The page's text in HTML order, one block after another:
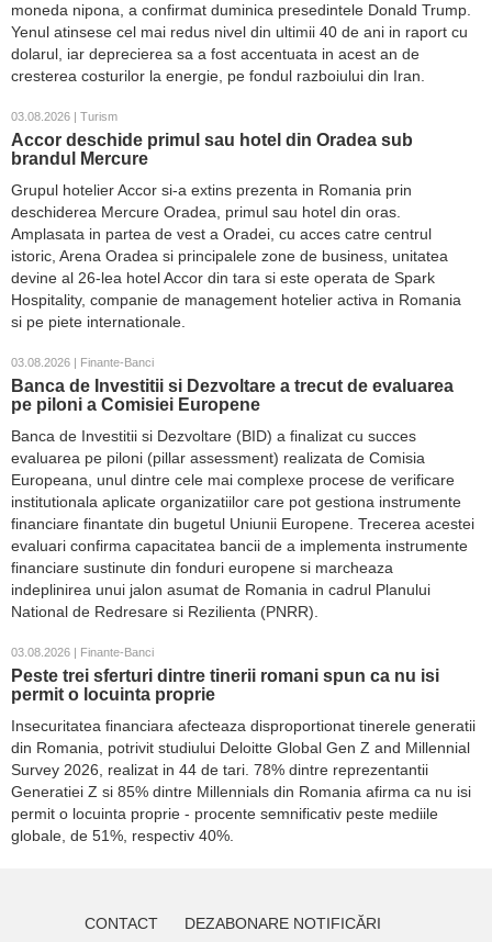
moneda nipona, a confirmat duminica presedintele Donald Trump.
Yenul atinsese cel mai redus nivel din ultimii 40 de ani in raport cu
dolarul, iar deprecierea sa a fost accentuata in acest an de
cresterea costurilor la energie, pe fondul razboiului din Iran.
03.08.2026 | Turism
Accor deschide primul sau hotel din Oradea sub
brandul Mercure
Grupul hotelier Accor si-a extins prezenta in Romania prin
deschiderea Mercure Oradea, primul sau hotel din oras.
Amplasata in partea de vest a Oradei, cu acces catre centrul
istoric, Arena Oradea si principalele zone de business, unitatea
devine al 26-lea hotel Accor din tara si este operata de Spark
Hospitality, companie de management hotelier activa in Romania
si pe piete internationale.
03.08.2026 | Finante-Banci
Banca de Investitii si Dezvoltare a trecut de evaluarea
pe piloni a Comisiei Europene
Banca de Investitii si Dezvoltare (BID) a finalizat cu succes
evaluarea pe piloni (pillar assessment) realizata de Comisia
Europeana, unul dintre cele mai complexe procese de verificare
institutionala aplicate organizatiilor care pot gestiona instrumente
financiare finantate din bugetul Uniunii Europene. Trecerea acestei
evaluari confirma capacitatea bancii de a implementa instrumente
financiare sustinute din fonduri europene si marcheaza
indeplinirea unui jalon asumat de Romania in cadrul Planului
National de Redresare si Rezilienta (PNRR).
03.08.2026 | Finante-Banci
Peste trei sferturi dintre tinerii romani spun ca nu isi
permit o locuinta proprie
Insecuritatea financiara afecteaza disproportionat tinerele generatii
din Romania, potrivit studiului Deloitte Global Gen Z and Millennial
Survey 2026, realizat in 44 de tari. 78% dintre reprezentantii
Generatiei Z si 85% dintre Millennials din Romania afirma ca nu isi
permit o locuinta proprie - procente semnificativ peste mediile
globale, de 51%, respectiv 40%.
CONTACT DEZABONARE NOTIFICĂRI